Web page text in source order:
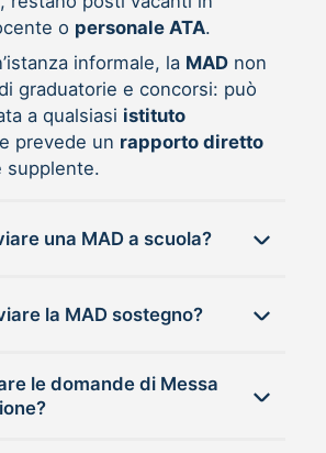
o personale ATA.
informale, la MADnon
graduatorie e concorsi: può
a qualsiasi istituto
prevede un rapporto diretto
supplente.
Chi può inviare una MAD a scuola?
la MAD sostegno?
le domande di Messa